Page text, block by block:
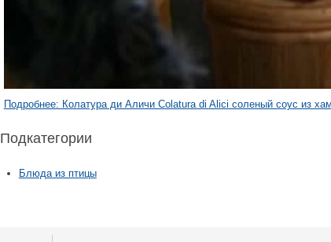
Подробнее: Колатура ди Аличи Colatura di Alici соленый соус из
Подкатегории
Блюда из птицы